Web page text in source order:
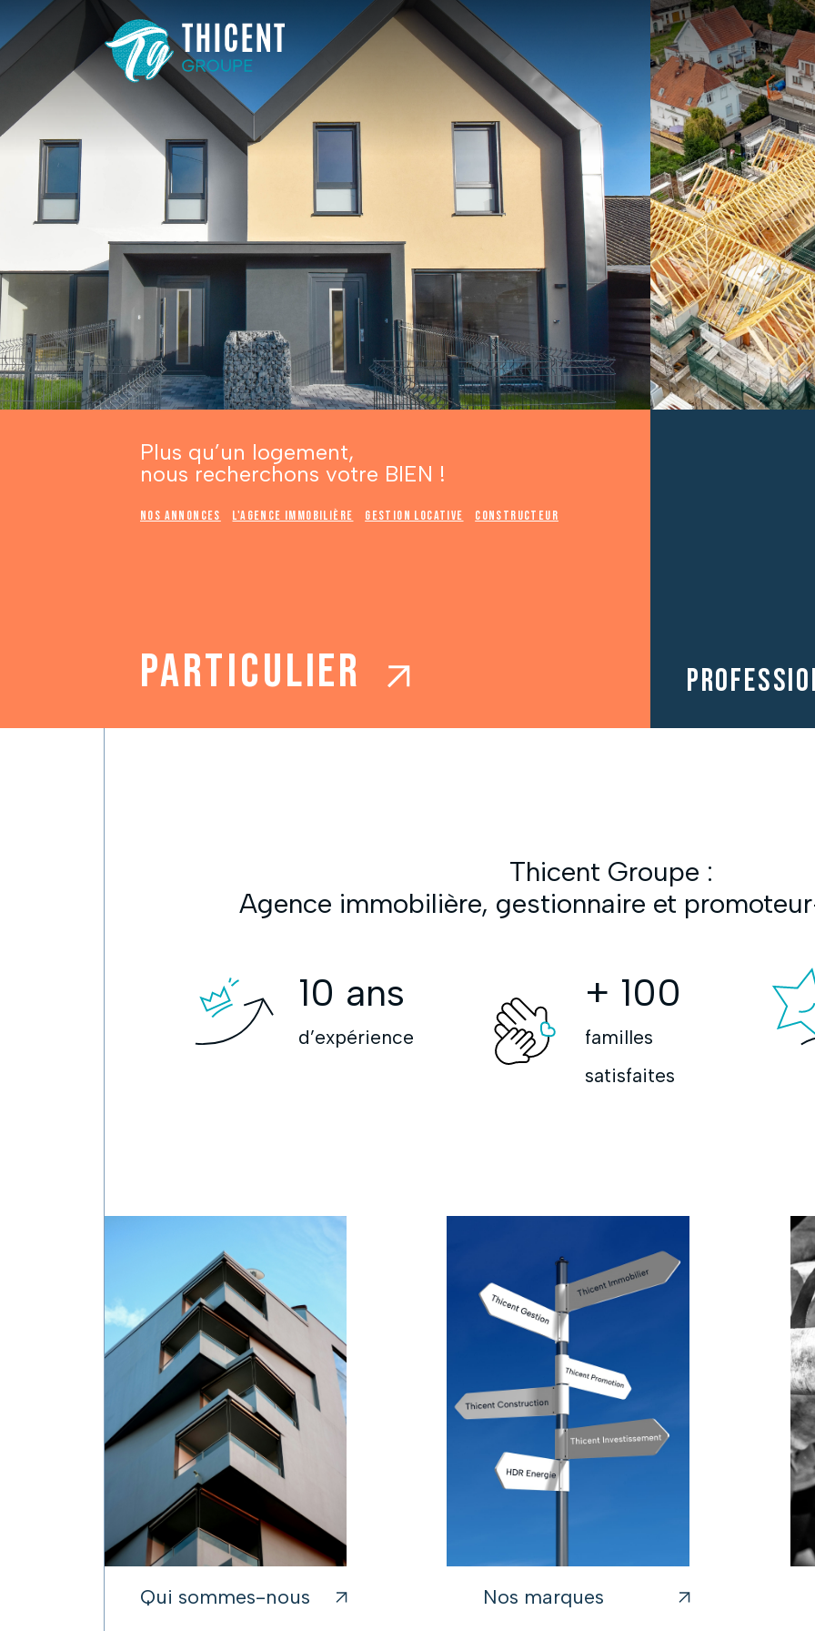
Plus qu’un logement,
nous recherchons votre BIEN !
Nos annonces L'agence immobilière Gestion locative Constructeur
Particulier
Thicent Groupe :
Agence immobilière, gestionnaire et
10 ans
d’expérience
+ 100
familles
satisfaites
Qui sommes-nous Nos marques